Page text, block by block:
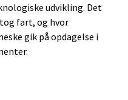
udvikling. Det
fart, og hvor
gik på opdagelse i